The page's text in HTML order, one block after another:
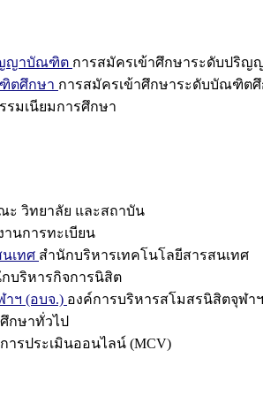
ญญาบัณฑิต การสมัครเข้าศึกษาระดับปริ
ตศึกษา การสมัครเข้าศึกษาระดับบัณฑิต
รมเนียมการศึกษา
ะ วิทยาลัย และสถาบัน
านการทะเบียน
เทศ สำนักบริหารเทคโนโลยีสารสนเทศ
บริหารกิจการนิสิต
ฯ (อบจ.) องค์การบริหารสโมสรนิสิตจุฬา
กษาทั่วไป
การประเมินออนไลน์ (MCV)